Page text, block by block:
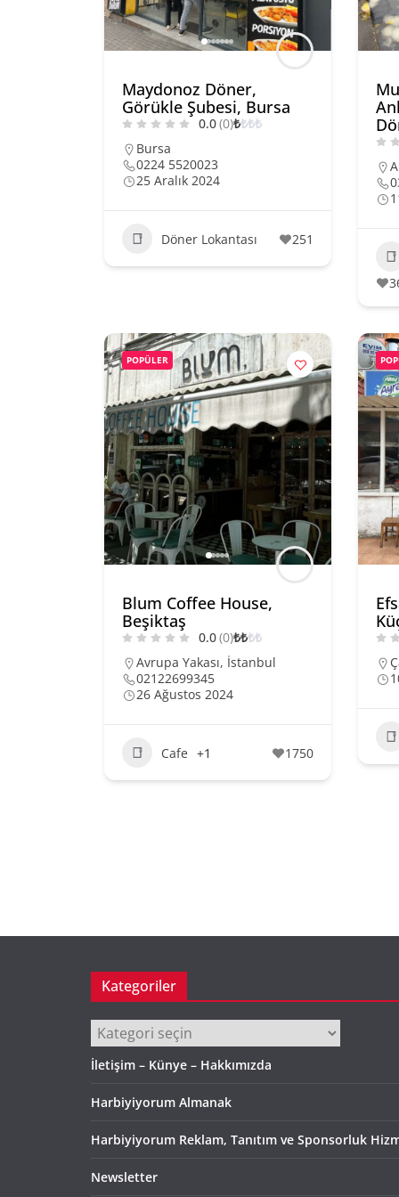
Maydonoz Döner,
Görükle Şubesi, Bursa
0.0(0)₺₺₺₺
Bursa
0224 5520023
25 Aralık 2024
Döner Lokantası 251
POPÜLER
Blum Coffee House,
Beşiktaş
0.0(0)₺₺₺₺
Avrupa Yakası, İstanbul
02122699345
26 Ağustos 2024
Cafe +1 1750
Kategoriler
Kategoriler
İletişim – Künye – Hakkımızda
Harbiyiyorum Almanak
Harbiyiyorum Reklam, Tanıtım ve Sponsorluk
Newsletter